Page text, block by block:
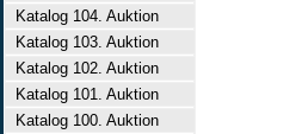
Katalog 104. Auktion
Katalog 103. Auktion
Katalog 102. Auktion
Katalog 101. Auktion
Katalog 100. Auktion